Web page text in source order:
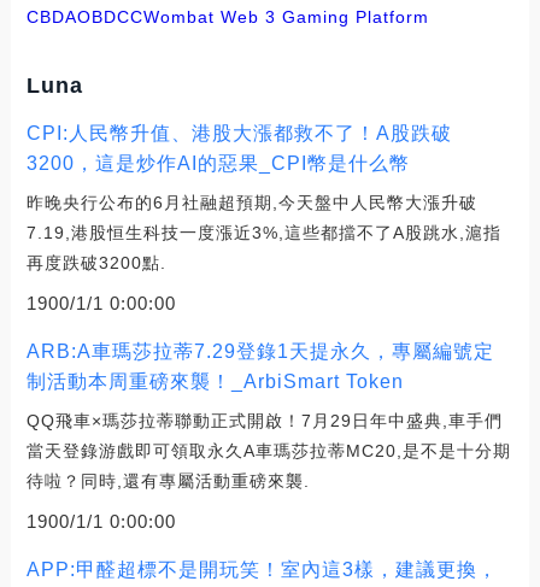
CBDAOBDCCWombat Web 3 Gaming Platform
Luna
CPI:人民幣升值、港股大漲都救不了！A股跌破
3200，這是炒作AI的惡果_CPI幣是什么幣
昨晚央行公布的6月社融超預期,今天盤中人民幣大漲升破
7.19,港股恒生科技一度漲近3%,這些都擋不了A股跳水,滬指
再度跌破3200點.
1900/1/1 0:00:00
ARB:A車瑪莎拉蒂7.29登錄1天提永久，專屬編號定
制活動本周重磅來襲！_ArbiSmart Token
QQ飛車×瑪莎拉蒂聯動正式開啟！7月29日年中盛典,車手們
當天登錄游戲即可領取永久A車瑪莎拉蒂MC20,是不是十分期
待啦？同時,還有專屬活動重磅來襲.
1900/1/1 0:00:00
APP:甲醛超標不是開玩笑！室內這3樣，建議更換，